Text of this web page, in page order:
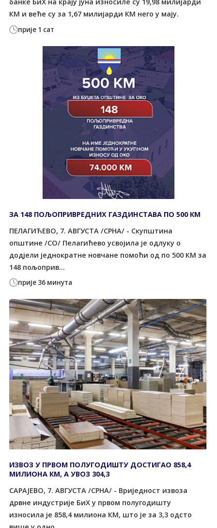
прије 1 сат
банке БиХ на крају јуна износиле су 19,98 милијарди
КМ и веће су за 1,67 милијарди КМ него у мају.
прије 36 минута
ЗА 148 ПОЉОПРИВРЕДНИХ ГАЗДИНСТАВА ПО 500 КМ
ПЕЛАГИЋЕВО, 7. АВГУСТА /СРНА/ - Скупштина
општине /СО/ Пелагићево усвојила је одлуку о
додјели једнократне новчане помоћи од по 500 КМ за
148 пољоприв...
ИЗВОЗ У ПРВОМ ПОЛУГОДИШТУ ДОСТИГАО 858,4
МИЛИОНА КМ, А УВОЗ 304,3
САРАЈЕВО, 7. АВГУСТА /СРНА/ - Вриједност извоза
дрвне индустрије БиХ у првом полугодишту
износила је 858,4 милиона КМ, што је за 3,3 одсто